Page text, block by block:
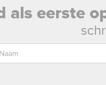
als eerste